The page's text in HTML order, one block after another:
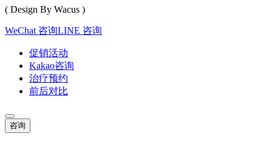
( Design By Wacus )
WeChat 咨询LINE 咨询
促销活动
Kakao咨询
治疗预约
前后对比
咨询